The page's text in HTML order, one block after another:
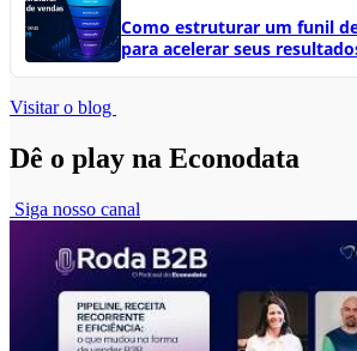
Como estruturar um funil
para acelerar seus
Visitar o blog
Dê o play na Econodata
Siga nosso canal